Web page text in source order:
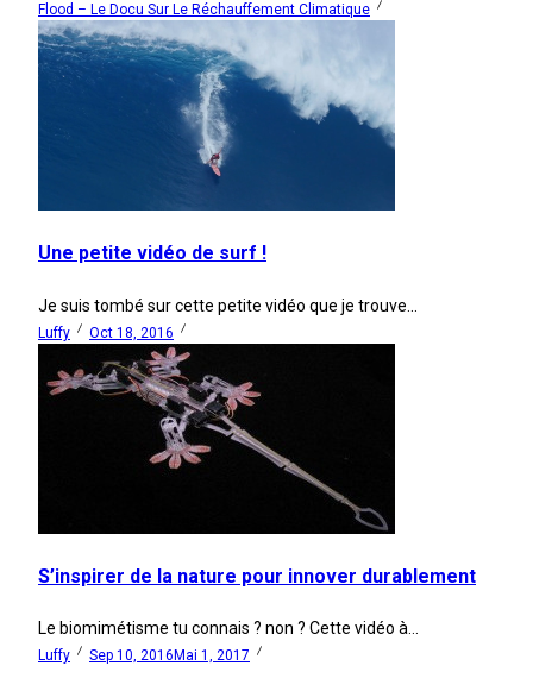
Flood – Le Docu Sur Le Réchauffement Climatique
Une petite vidéo de surf !
Je suis tombé sur cette petite vidéo que je trouve...
Luffy Oct 18, 2016
S’inspirer de la nature pour innover durablement
Le biomimétisme tu connais ? non ? Cette vidéo à...
Luffy Sep 10, 2016 Mai 1, 2017